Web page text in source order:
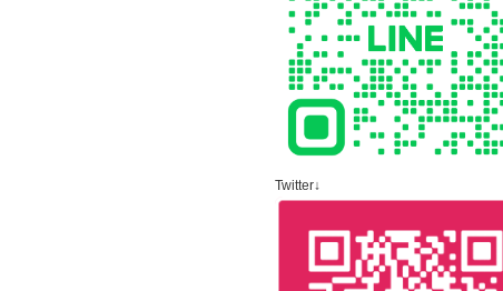
Twitter↓